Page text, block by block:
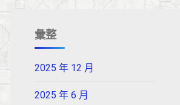
彙整
2025 年 12 月
2025 年 6 月